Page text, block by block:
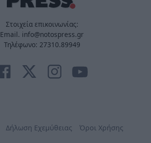
Στοιχεία επικοινωνίας:
Email. info@notospress.gr
Τηλέφωνο: 27310.89949
Δήλωση Εχεμύθειας Όροι Χρήσης